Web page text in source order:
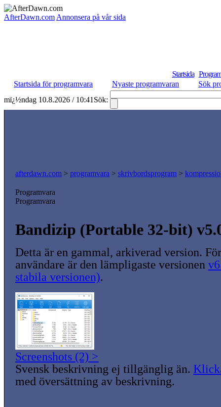
AfterDawn.com Annonsera på vår sida
Startsida
Startsida för programvara
Nyaste programvaran
Sök
mï¿½ndag 10.8.2026 / 10:41 Sök:
afterdawn.com > programvara > skrivbordsprogram >
Programvara
Programvara
Bandizip (Portable 32-bit)
Detta är en gammal, arkiverad version.
användare är den lämpligaste versionen
stabila versionen).
Screenshots (2) >
Svensk beskrivning ej tillgänglig än.
med översättning av beskrivning.